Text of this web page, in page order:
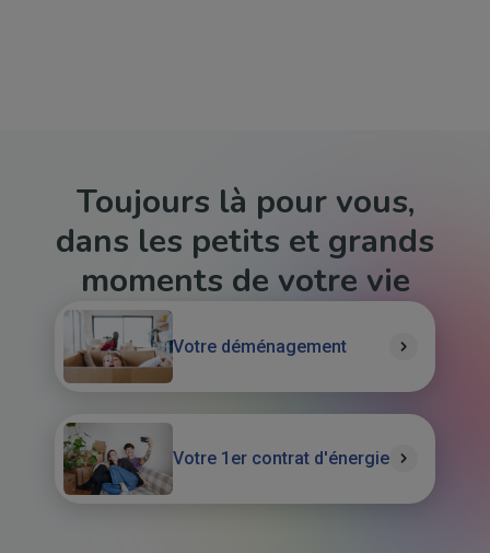
Toujours là pour vous,
dans les petits et grands
moments de votre vie
Votre déménagement
Votre 1er contrat d'énergie